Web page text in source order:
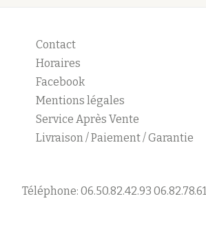
Contact
Horaires
Facebook
Mentions légales
Service Après Vente
Livraison / Paiement / Garantie
Téléphone: 06.50.82.42.93